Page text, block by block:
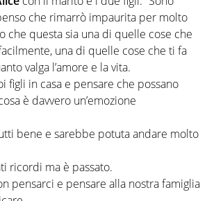
che rimarrò impaurita per molto
che questa sia una di quelle cose che
una di quelle cose che ti fa
valga l’amore e la vita.
figli in casa e pensare che possano
è davvero un’emozione
bene e sarebbe potuta andare molto
ricordi ma è passato.
pensarci e pensare alla nostra famiglia